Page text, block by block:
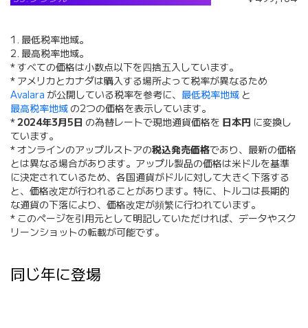
1. 最低税率地域。
2. 最高税率地域。
* すべての価格は小数点以下を四捨五入しています。
* アメリカとカナダは購入する場所よって税率が異なるため
Avalara が公開している税率を参考に、 最低税率地域 と
最高税率地域 の2つの価格を表示しています。
*2024年3月5日 の為替レートで現地通貨価格を 日本円 に変換し
ています。
* オンラインのアップルストアの税込発売価格であり、最新の価格
とは異なる場合があります。アップル製品の価格は米ドルを基準
に決定されているため、各国通貨がドルに対して大きく下落する
と、価格改定が行われることがあります。特に、トルコは長期的
な通貨の下落により、価格改定が頻繁に行われています。
* このページを引用元として明記していただければ、データやスク
リーンショットの転載が可能です。
同じ年に登場